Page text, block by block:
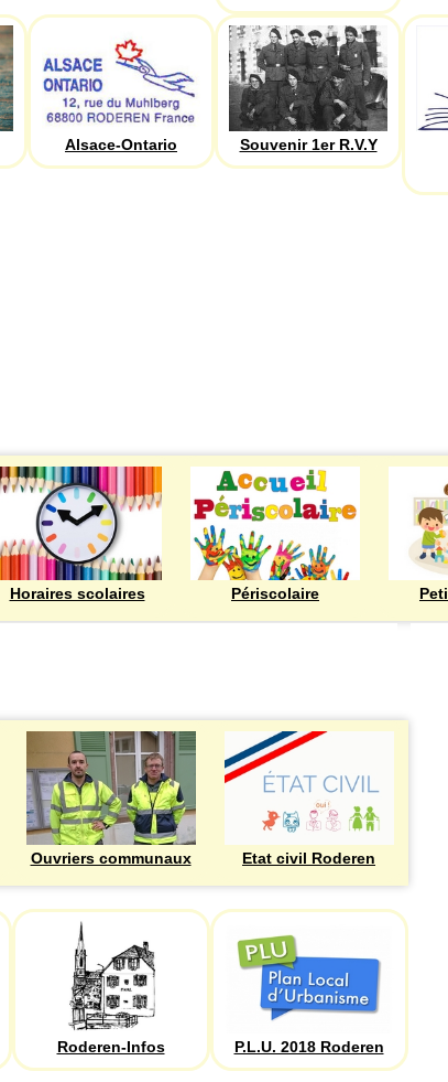
Alsace-Ontario Souvenir 1er R.V.Y
Horaires scolaires Périscolaire
Ouvriers communaux Etat civil Roderen
Roderen-Infos P.L.U. 2018 Roderen